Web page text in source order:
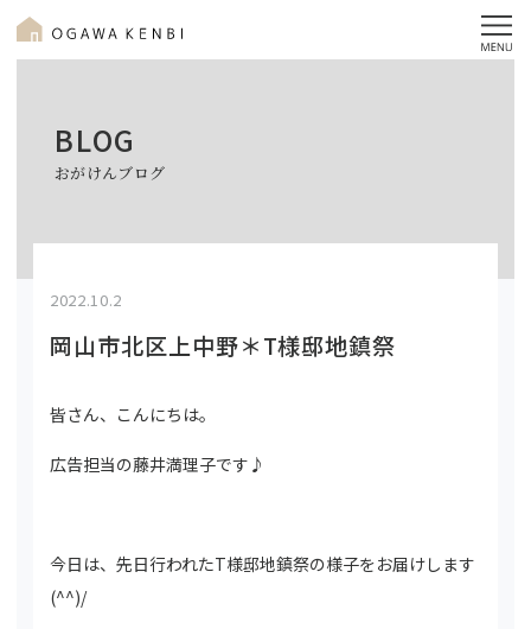
BLOG
おがけんブログ
2022.10.2
岡山市北区上中野＊T様邸地鎮祭
皆さん、こんにちは。
広告担当の藤井満理子です♪
今日は、先日行われたT様邸地鎮祭の様子をお届けします
(^^)/